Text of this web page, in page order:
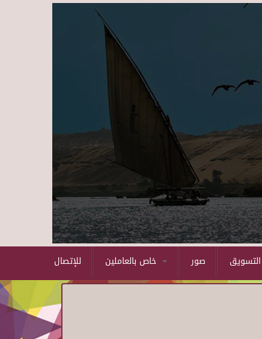
Skip to main content
للإتصال صور التسويق